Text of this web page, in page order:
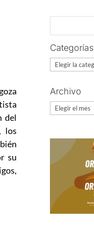
del
los
su
Categorías
Categorías
Archivo
Archivo